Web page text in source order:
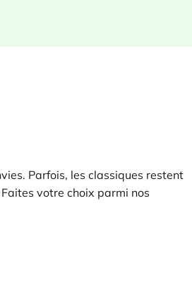
Parfois, les classiques restent
votre choix parmi nos